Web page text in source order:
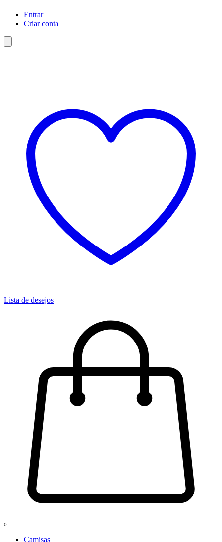
Entrar
Criar conta
Lista de desejos
0
Camisas